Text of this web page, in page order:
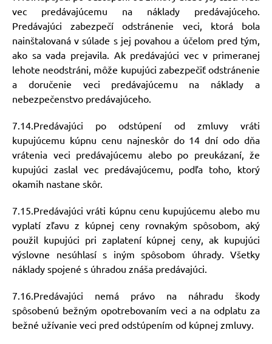
vec predávajúcemu na náklady predávajúceho.
Predávajúci zabezpečí odstránenie veci, ktorá bola
nainštalovaná v súlade s jej povahou a účelom pred tým,
ako sa vada prejavila. Ak predávajúci vec v primeranej
lehote neodstráni, môže kupujúci zabezpečiť odstránenie
a doručenie veci predávajúcemu na náklady a
nebezpečenstvo predávajúceho.
7.14.Predávajúci po odstúpení od zmluvy vráti
kupujúcemu kúpnu cenu najneskôr do 14 dní odo dňa
vrátenia veci predávajúcemu alebo po preukázaní, že
kupujúci zaslal vec predávajúcemu, podľa toho, ktorý
okamih nastane skôr.
7.15.Predávajúci vráti kúpnu cenu kupujúcemu alebo mu
vyplatí zľavu z kúpnej ceny rovnakým spôsobom, aký
použil kupujúci pri zaplatení kúpnej ceny, ak kupujúci
výslovne nesúhlasí s iným spôsobom úhrady. Všetky
náklady spojené s úhradou znáša predávajúci.
7.16.Predávajúci nemá právo na náhradu škody
spôsobenú bežným opotrebovaním veci a na odplatu za
bežné užívanie veci pred odstúpením od kúpnej zmluvy.